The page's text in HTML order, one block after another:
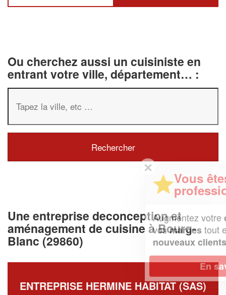
Ou cherchez aussi un cuisiniste en
entrant votre ville, département… :
Une entreprise deconception et
aménagement de cuisine à Bourg-
Blanc (29860)
ENTREPRISE HERMINE HABITAT (SAS)
Vous êtes un
professionnel ?
Augmentez votrechiffre d'affaireset
vosmargestout en gagnant de
nouveaux clients
En savoir plus